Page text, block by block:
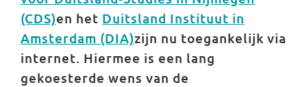
(CDS)en het Duitsland Instituut in
Amsterdam (DIA)zijn nu toegankelijk via
internet. Hiermee is een lang
gekoesterde wens van de